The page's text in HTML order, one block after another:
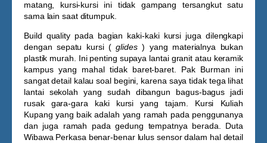
matang, kursi-kursi ini tidak gampang tersangkut satu
sama lain saat ditumpuk.
Build quality pada bagian kaki-kaki kursi juga dilengkapi
dengan sepatu kursi (glides) yang materialnya bukan
plastik murah. Ini penting supaya lantai granit atau keramik
kampus yang mahal tidak baret-baret. Pak Burman ini
sangat detail kalau soal begini, karena saya tidak tega lihat
lantai sekolah yang sudah dibangun bagus-bagus jadi
rusak gara-gara kaki kursi yang tajam. Kursi Kuliah
Kupang yang baik adalah yang ramah pada penggunanya
dan juga ramah pada gedung tempatnya berada. Duta
Wibawa Perkasa benar-benar lulus sensor dalam hal detail